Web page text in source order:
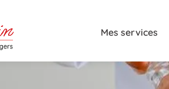
Mes services